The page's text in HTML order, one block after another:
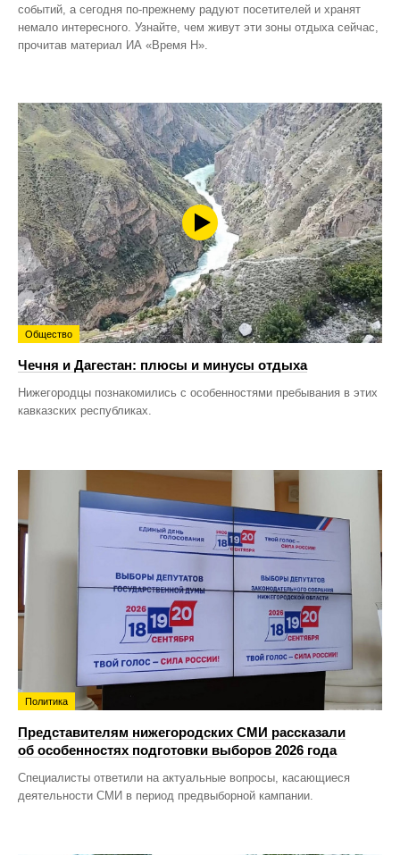
событий, а сегодня по‑прежнему радуют посетителей и хранят
немало интересного. Узнайте, чем живут эти зоны отдыха сейчас,
прочитав материал ИА «Время Н».
Общество
Чечня и Дагестан: плюсы и минусы отдыха
Нижегородцы познакомились с особенностями пребывания в этих
кавказских республиках.
Политика
Представителям нижегородских СМИ рассказали
об особенностях подготовки выборов 2026 года
Специалисты ответили на актуальные вопросы, касающиеся
деятельности СМИ в период предвыборной кампании.